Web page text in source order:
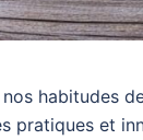
habitudes
pratiques et